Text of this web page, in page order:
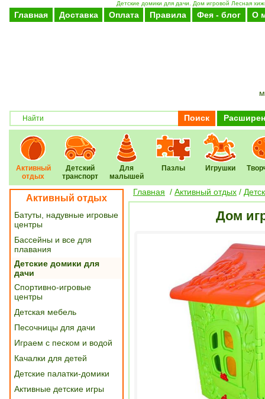
Детские домики для дачи. Дом игровой Лесная
Главная Доставка Оплата Правила Фея - блог О
Поиск
Активный
отдых
Детский
транспорт
Для
малышей
Пазлы Игрушки
Активный отдых
Батуты, надувные игровые
центры
Бассейны и все для
плавания
Детские домики для
дачи
Спортивно-игровые
центры
Детская мебель
Песочницы для дачи
Играем с песком и водой
Качалки для детей
Детские палатки-домики
Активные детские игры
Главная / Активный отдых /
Дом